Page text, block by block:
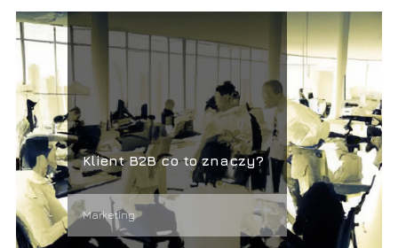
Klient B2B co to znaczy?
Marketing